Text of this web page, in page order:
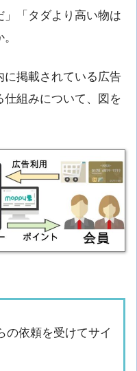
」「タダより高い物は
に掲載されている広告
仕組みについて、図を
の依頼を受けてサイ